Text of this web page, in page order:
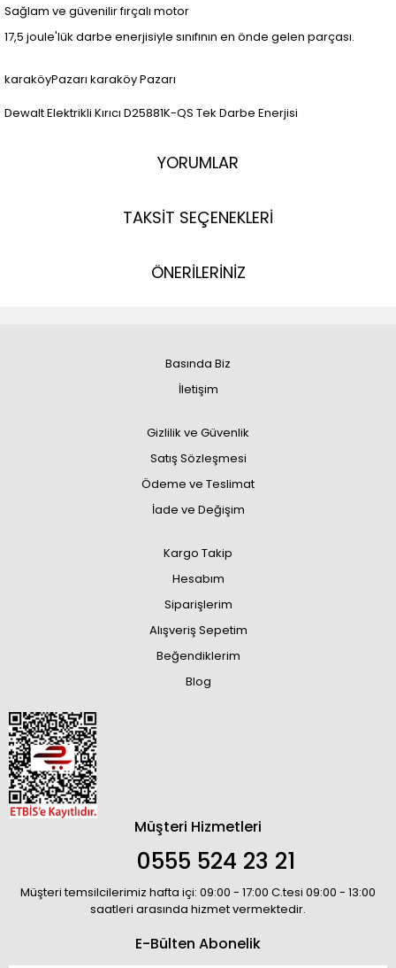
Sağlam ve güvenilir fırçalı motor
17,5 joule'lük darbe enerjisiyle sınıfının en önde gelen parçası.
karaköyPazarı karaköy Pazarı
Dewalt Elektrikli Kırıcı D25881K-QS Tek Darbe Enerjisi
YORUMLAR
TAKSİT SEÇENEKLERİ
ÖNERİLERİNİZ
Basında Biz
İletişim
Gizlilik ve Güvenlik
Satış Sözleşmesi
Ödeme ve Teslimat
İade ve Değişim
Kargo Takip
Hesabım
Siparişlerim
Alışveriş Sepetim
Beğendiklerim
Blog
Müşteri Hizmetleri
0555 524 23 21
Müşteri temsilcilerimiz hafta içi: 09:00 - 17:00 C.tesi 09:00 - 13:00
saatleri arasında hizmet vermektedir.
E-Bülten Abonelik